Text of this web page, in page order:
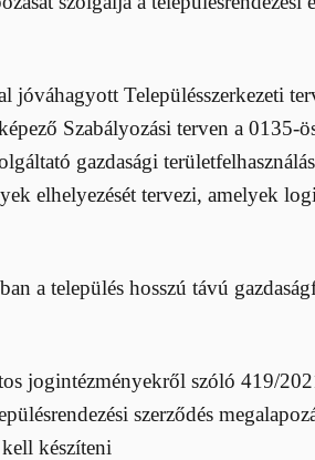
Településszerkezeti
Szabályozási terven a 0135-
gazdasági
elhelyezését tervezi, amelyek
a település hosszú távú
jogintézményekről szóló 419/
szerződés
készíteni